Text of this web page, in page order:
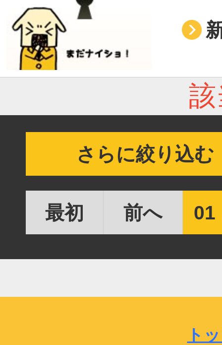
さらに絞り込む
最初 前へ 01
ト